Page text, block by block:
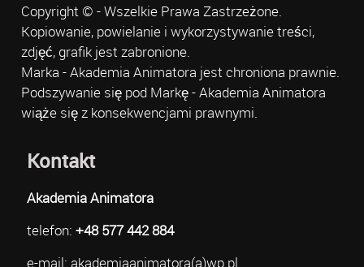
Copyright © - Wszelkie Prawa Zastrzeżone.
Kopiowanie, powielanie i wykorzystywanie treści,
zdjęć, grafik jest zabronione.
Marka - Akademia Animatora jest chroniona prawnie.
Podszywanie się pod Markę - Akademia Animatora
wiąże się z konsekwencjami prawnymi.
Kontakt
Akademia Animatora
telefon: +48 577 442 884
e-mail: akademiaanimatora(a)wp.pl